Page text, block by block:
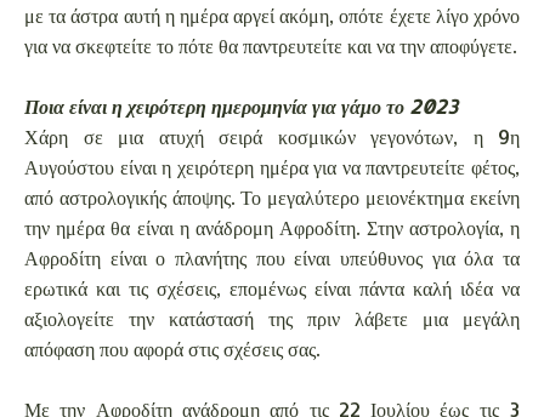
με τα άστρα αυτή η ημέρα αργεί ακόμη, οπότε έχετε λίγο χρόνο
για να σκεφτείτε το πότε θα παντρευτείτε και να την αποφύγετε.
Ποια είναι η χειρότερη ημερομηνία για γάμο το 2023
Χάρη σε μια ατυχή σειρά κοσμικών γεγονότων, η 9η
Αυγούστου είναι η χειρότερη ημέρα για να παντρευτείτε φέτος,
από αστρολογικής άποψης. Το μεγαλύτερο μειονέκτημα εκείνη
την ημέρα θα είναι η ανάδρομη Αφροδίτη. Στην αστρολογία, η
Αφροδίτη είναι ο πλανήτης που είναι υπεύθυνος για όλα τα
ερωτικά και τις σχέσεις, επομένως είναι πάντα καλή ιδέα να
αξιολογείτε την κατάστασή της πριν λάβετε μια μεγάλη
απόφαση που αφορά στις σχέσεις σας.
Με την Αφροδίτη ανάδρομη από τις 22 Ιουλίου έως τις 3